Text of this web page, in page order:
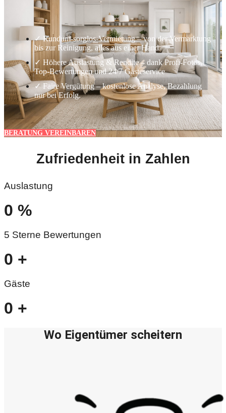
✓ Rundum-sorglos-Vermietung – von der Vermarktung
bis zur Reinigung, alles aus einer Hand
✓ Höhere Auslastung & Rendite – dank Profi-Fotos,
Top-Bewertungen und 24/7 Gästeservice
✓ Faire Vergütung – kostenlose Analyse, Bezahlung
nur bei Erfolg.
BERATUNG VEREINBAREN
Zufriedenheit in Zahlen
Auslastung
0 %
5 Sterne Bewertungen
0 +
Gäste
0 +
Wo Eigentümer scheitern